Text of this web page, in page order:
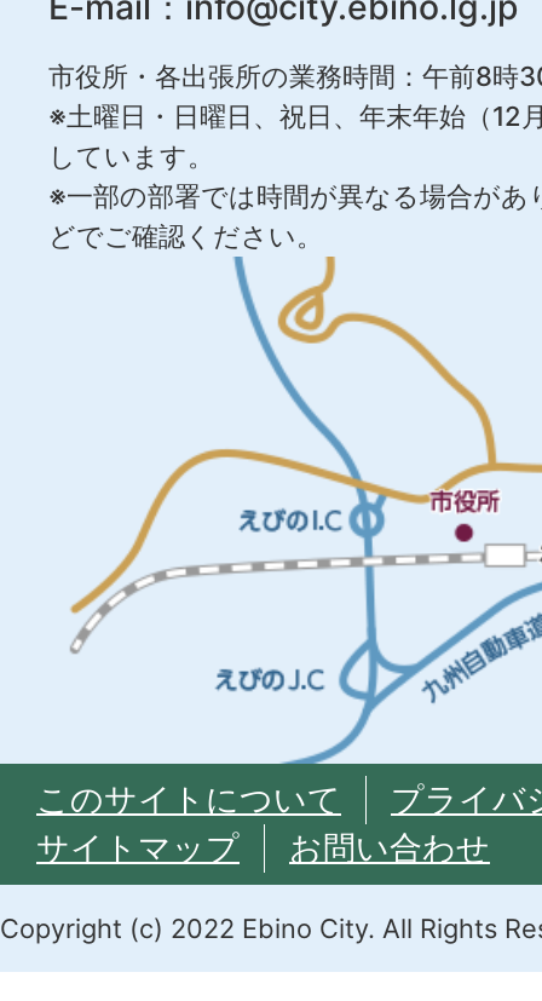
市役所・各出張所の業務時間：午前8時
※土曜日・日曜日、祝日、年末年始（12
しています。
※一部の部署では時間が異なる場合が
どでご確認ください。
このサイトについて
プライバ
サイトマップ
お問い合わせ
Copyright (c) 2022 Ebino City. All Rights